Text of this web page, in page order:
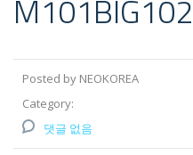
Posted by NEOKOREA
Category:
댓글 없음